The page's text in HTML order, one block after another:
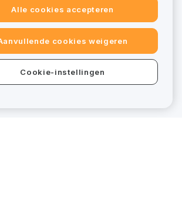
het kapitaal. Raadpleeg
diensten, vallen
Alle cookies accepteren
cookies weigeren
Cookie-instellingen